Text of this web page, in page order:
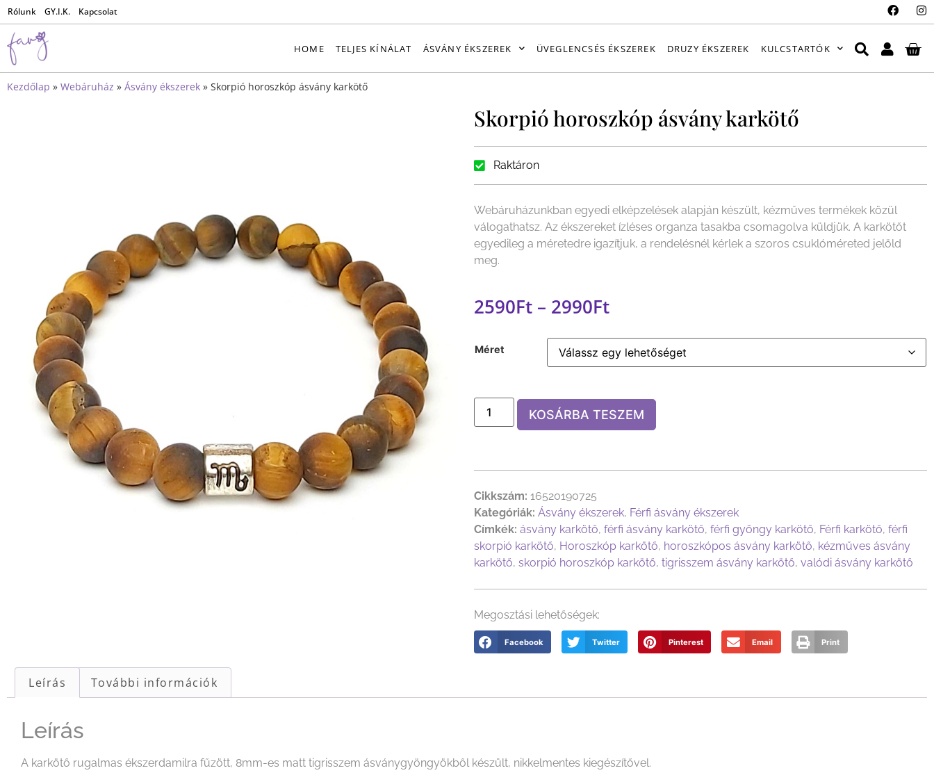
Rólunk GY.I.K. Kapcsolat
HOME TELJES KÍNÁLAT ÁSVÁNY ÉKSZEREK ÜVEGLENCSÉS ÉKSZEREK DRUZY ÉKSZEREK KULCSTARTÓK
Kezdőlap » Webáruház » Ásvány ékszerek » Skorpió horoszkóp ásvány karkötő
Skorpió horoszkóp ásvány karkötő
Raktáron
Webáruházunkban egyedi elképzelések alapján készült, kézműves termékek közül
válogathatsz. Az ékszereket ízléses organza tasakba csomagolva küldjük. A karkötőt
egyedileg a méretedre igazítjuk, a rendelésnél kérlek a szoros csuklóméreted jelöld
meg.
2590Ft – 2990Ft
Méret
KOSÁRBA TESZEM
Cikkszám: 16520190725
Kategóriák: Ásvány ékszerek, Férfi ásvány ékszerek
Címkék: ásvány karkötő, férfi ásvány karkötő, férfi gyöngy karkötő, Férfi karkötő, férfi
skorpió karkötő, Horoszkóp karkötő, horoszkópos ásvány karkötő, kézműves ásvány
karkötő, skorpió horoszkóp karkötő, tigrisszem ásvány karkötő, valódi ásvány karkötő
Megosztási lehetőségek:
Facebook Twitter Pinterest Email Print
Leírás További információk
Leírás
A karkötő rugalmas ékszerdamilra fűzött, 8mm-es matt tigrisszem ásványgyöngyökből készült, nikkelmentes kiegészítővel.